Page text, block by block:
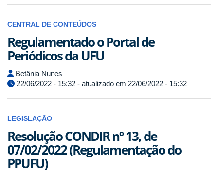
CENTRAL DE CONTEÚDOS
Regulamentado o Portal de
Periódicos da UFU
Betânia Nunes
22/06/2022 - 15:32 - atualizado em 22/06/2022 - 15:32
LEGISLAÇÃO
Resolução CONDIR nº 13, de
07/02/2022 (Regulamentação do
PPUFU)